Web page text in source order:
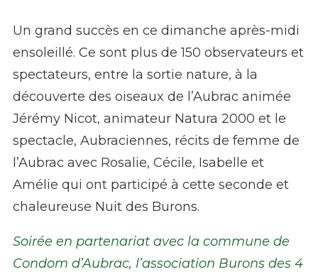
Un grand succès en ce dimanche après-midi
ensoleillé. Ce sont plus de 150 observateurs et
spectateurs, entre la sortie nature, à la
découverte des oiseaux de l’Aubrac animée
Jérémy Nicot, animateur Natura 2000 et le
spectacle, Aubraciennes, récits de femme de
l’Aubrac avec Rosalie, Cécile, Isabelle et
Amélie qui ont participé à cette seconde et
chaleureuse Nuit des Burons.
Soirée en partenariat avec la commune de
Condom d’Aubrac, l’association Burons des 4